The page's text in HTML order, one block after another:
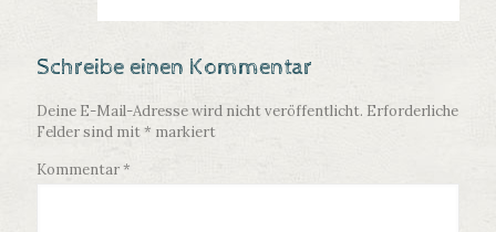
Schreibe einen Kommentar
Deine E-Mail-Adresse wird nicht veröffentlicht. Erforderliche
Felder sind mit* markiert
Kommentar*